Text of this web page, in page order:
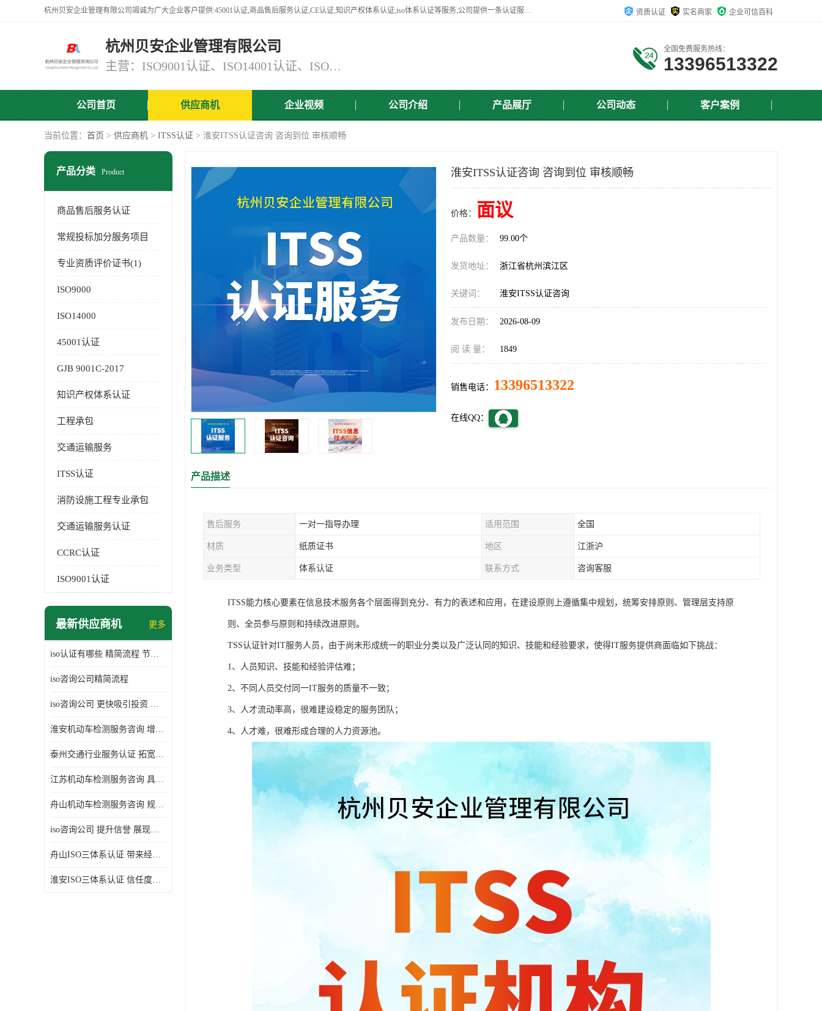
杭州贝安企业管理有限公司竭诚为广大企业客户提供:45001认证,商品售后服务认证,CE认证,知识产权体系认证,iso体系认证等服务,公司提供一条认证服务,方便快捷. 资质认证 实名商家 企业可信百科
杭州贝安企业管理有限公司
主营：ISO9001认证、ISO14001认证、ISO认证、ISO22000认证、ISO/TS16949认证,FSC森林认证
全国免费服务热线：
13396513322
公司首页 供应商机 企业视频 公司介绍 产品展厅 公司动态 客户案例
当前位置： 首页 > 供应商机 > ITSS认证 > 淮安ITSS认证咨询 咨询到位 审核顺畅
产品分类 Product
商品售后服务认证
常规投标加分服务项目
专业资质评价证书(1)
ISO9000
ISO14000
45001认证
GJB 9001C-2017
知识产权体系认证
工程承包
交通运输服务
ITSS认证
消防设施工程专业承包
交通运输服务认证
CCRC认证
ISO9001认证
最新供应商机 更多
iso认证有哪些 精简流程 节省企业运营成本
iso咨询公司精简流程
iso咨询公司 更快吸引投资 节省企业运营成本
淮安机动车检测服务咨询 增加竞争力 可获得更多业务机会
泰州交通行业服务认证 拓宽可业务范围 提高客户对企业满意度
江苏机动车检测服务咨询 具有社会效益 是企业综合实力的体现
舟山机动车检测服务咨询 规范管理技术 具备市场竞争能力
iso咨询公司 提升信誉 展现企业文化
舟山ISO三体系认证 带来经济效益 带来可以信赖的良好印象
淮安ISO三体系认证 信任度增加 具备市场竞争能力
淮安ITSS认证咨询 咨询到位 审核顺畅
价格： 面议
产品数量： 99.00个
发货地址： 浙江省杭州滨江区
关键词： 淮安ITSS认证咨询
发布日期： 2026-08-09
阅 读 量： 1849
销售电话： 13396513322
在线QQ：
产品描述
售后服务 一对一指导办理 适用范围 全国
材质 纸质证书 地区 江浙沪
业务类型 体系认证 联系方式 咨询客服
ITSS能力核心要素在信息技术服务各个层面得到充分、有力的表述和应用，在建设原则上遵循集中规划，统筹安排原则、管理层支持原
则、全员参与原则和持续改进原则。
TSS认证针对IT服务人员，由于尚未形成统一的职业分类以及广泛认同的知识、技能和经验要求，使得IT服务提供商面临如下挑战：
1、人员知识、技能和经验评估难；
2、不同人员交付同一IT服务的质量不一致；
3、人才流动率高，很难建设稳定的服务团队；
4、人才难，很难形成合理的人力资源池。